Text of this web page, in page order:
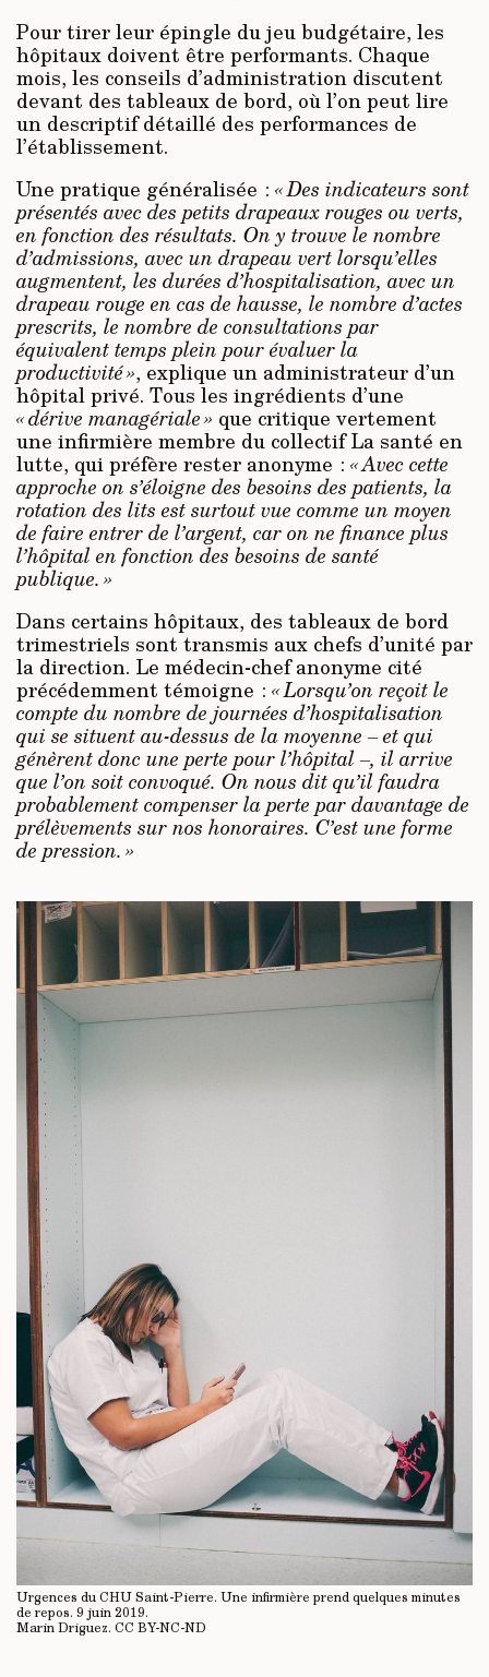
Pour tirer leur épingle du jeu budgétaire, les
hôpitaux doivent être performants. Chaque
mois, les conseils d’administration discutent
devant des tableaux de bord, où l’on peut lire
un descriptif détaillé des performances de
l’établissement.
Une pratique généralisée : « Des indicateurs sont
présentés avec des petits drapeaux rouges ou verts,
en fonction des résultats. On y trouve le nombre
d’admissions, avec un drapeau vert lorsqu’elles
augmentent, les durées d’hospitalisation, avec un
drapeau rouge en cas de hausse, le nombre d’actes
prescrits, le nombre de consultations par
équivalent temps plein pour évaluer la
productivité », explique un administrateur d’un
hôpital privé. Tous les ingrédients d’une
« dérive managériale » que critique vertement
une infirmière membre du collectif La santé en
lutte, qui préfère rester anonyme : « Avec cette
approche on s’éloigne des besoins des patients, la
rotation des lits est surtout vue comme un moyen
de faire entrer de l’argent, car on ne finance plus
l’hôpital en fonction des besoins de santé
publique. »
Dans certains hôpitaux, des tableaux de bord
trimestriels sont transmis aux chefs d’unité par
la direction. Le médecin-chef anonyme cité
précédemment témoigne : « Lorsqu’on reçoit le
compte du nombre de journées d’hospitalisation
qui se situent au-dessus de la moyenne –et qui
génèrent donc une perte pour l’hôpital–, il arrive
que l’on soit convoqué. On nous dit qu’il faudra
probablement compenser la perte par davantage de
prélèvements sur nos honoraires. C’est une forme
de pression. »
Urgences du CHU Saint-Pierre. Une infirmière prend quelques minutes
de repos. 9 juin 2019.
Marin Driguez. CC BY-NC-ND